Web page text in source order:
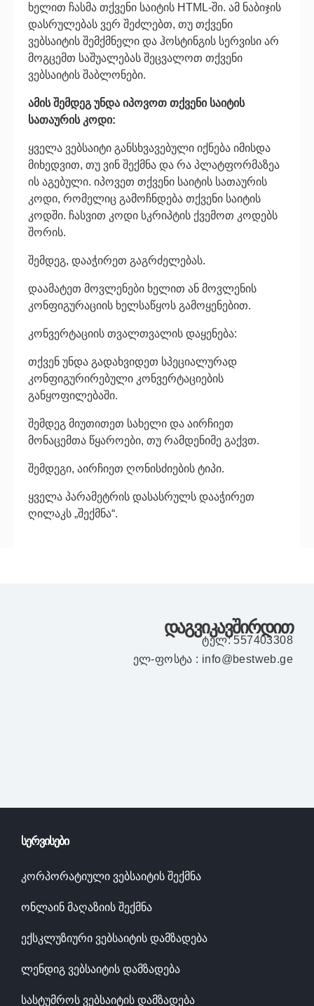
ხელით ჩასმა თქვენი საიტის HTML-ში. ამ ნაბიჯის
დასრულებას ვერ შეძლებთ, თუ თქვენი
ვებსაიტის შემქმნელი და ჰოსტინგის სერვისი არ
მოგცემთ საშუალებას შეცვალოთ თქვენი
ვებსაიტის შაბლონები.
ამის შემდეგ უნდა იპოვოთ თქვენი საიტის
სათაურის კოდი:
ყველა ვებსაიტი განსხვავებული იქნება იმისდა
მიხედვით, თუ ვინ შექმნა და რა პლატფორმაზეა
ის აგებული. იპოვეთ თქვენი საიტის სათაურის
კოდი, რომელიც გამოჩნდება თქვენი საიტის
კოდში. ჩასვით კოდი სკრიპტის ქვემოთ კოდებს
შორის.
შემდეგ, დააჭირეთ გაგრძელებას.
დაამატეთ მოვლენები ხელით ან მოვლენის
კონფიგურაციის ხელსაწყოს გამოყენებით.
კონვერტაციის თვალთვალის დაყენება:
თქვენ უნდა გადახვიდეთ სპეციალურად
კონფიგურირებული კონვერტაციების
განყოფილებაში.
შემდეგ მიუთითეთ სახელი და აირჩიეთ
მონაცემთა წყაროები, თუ რამდენიმე გაქვთ.
შემდეგი, აირჩიეთ ღონისძიების ტიპი.
ყველა პარამეტრის დასასრულს დააჭირეთ
ღილაკს „შექმნა“.
დაგვიკავშირდით
ტელ: 557403308
ელ-ფოსტა : info@bestweb.ge
ᲡᲔᲠᲕᲘᲡᲔᲑᲘ
კორპორატიული ვებსაიტის შექმნა
ონლაინ მაღაზიის შექმნა
ექსკლუზიური ვებსაიტის დამზადება
ლენდიგ ვებსაიტის დამზადება
სასტუმროს ვებსაიტის დამზადება